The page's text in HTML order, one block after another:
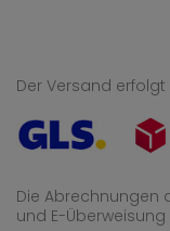
Der Versand erfolgt
Die Abrechnungen
und E-Überweisung